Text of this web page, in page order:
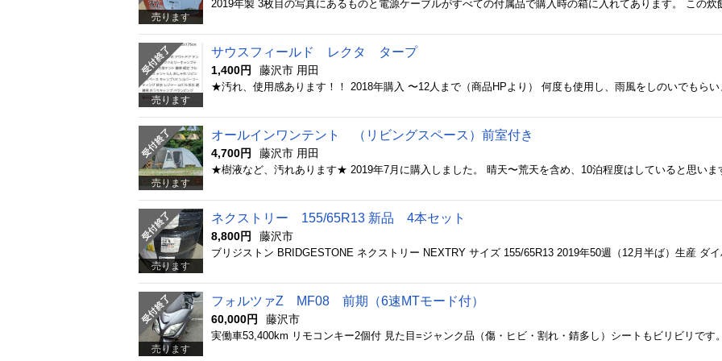
売ります
売ります
サウスフィールド レクタ タープ
1,400円 藤沢市 用田
売ります
オールインワンテント （リビングスペース）前室付き
4,700円 藤沢市 用田
売ります
ネクストリー 155/65R13 新品 4本セット
8,800円 藤沢市
売ります
フォルツァZ MF08 前期（6速MTモード付）
60,000円 藤沢市